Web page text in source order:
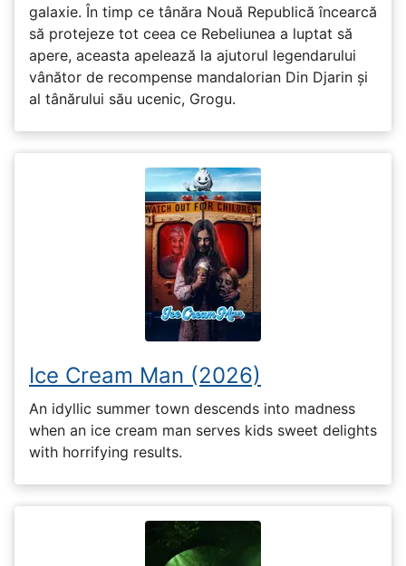
galaxie. În timp ce tânăra Nouă Republică încearcă
să protejeze tot ceea ce Rebeliunea a luptat să
apere, aceasta apelează la ajutorul legendarului
vânător de recompense mandalorian Din Djarin și
al tânărului său ucenic, Grogu.
Ice Cream Man (2026)
An idyllic summer town descends into madness
when an ice cream man serves kids sweet delights
with horrifying results.